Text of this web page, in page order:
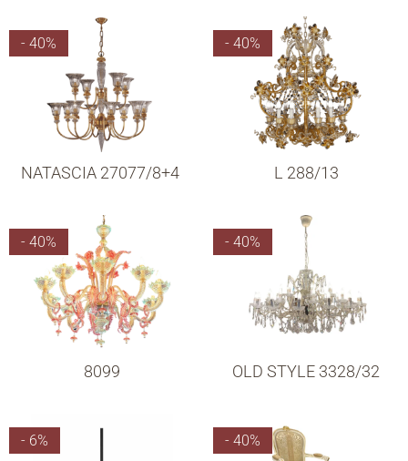
- 40%
NATASCIA 27077/8+4
- 40%
L 288/13
- 40%
8099
- 40%
OLD STYLE 3328/32
- 6% - 40%